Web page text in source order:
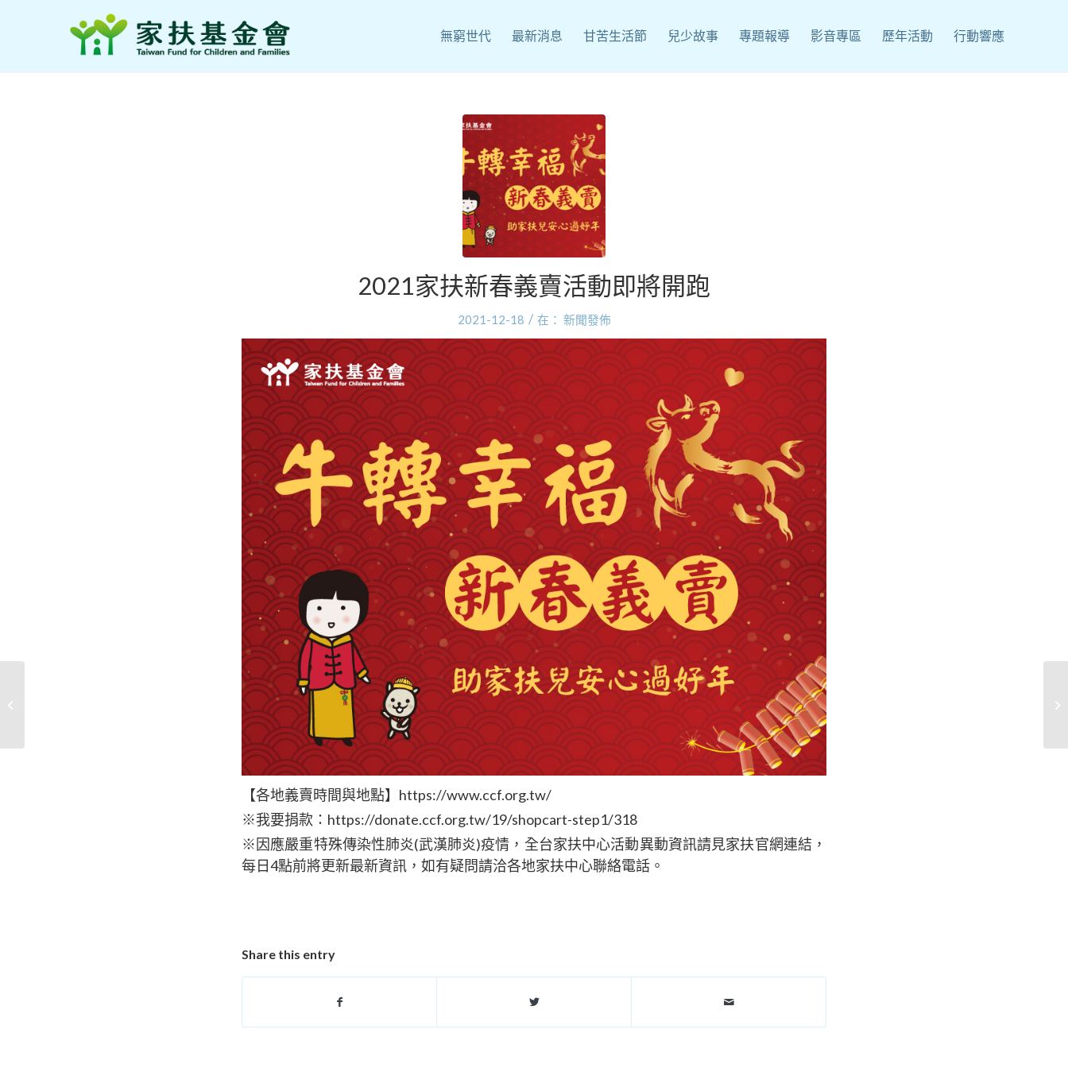
無窮世代 最新消息 甘苦生活節 兒少故事 專題報導 影音專區 歷年活動 行動響應
2021家扶新春義賣活動即將開跑
2021-12-18 / 在： 新聞發佈
【各地義賣時間與地點】 https://www.ccf.org.tw/
※我要捐款： https://donate.ccf.org.tw/19/shopcart-step1/318
※因應嚴重特殊傳染性肺炎(武漢肺炎)疫情，全台家扶中心活動異動資訊請見家扶官網連結，
每日4點前將更新最新資訊，如有疑問請洽各地家扶中心聯絡電話。
Share this entry